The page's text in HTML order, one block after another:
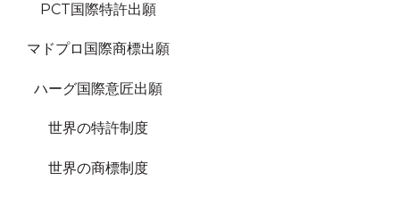
PCT国際特許出願
マドプロ国際商標出願
ハーグ国際意匠出願
世界の特許制度
世界の商標制度